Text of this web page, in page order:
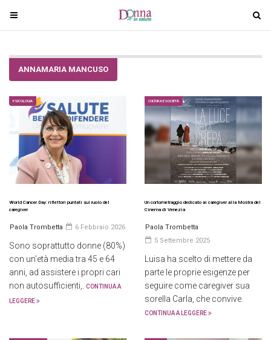
T
o
g
n
v
g
i
n
T
o
g
v
i
g
a
i
ANNAMARIA MANCUSO
PSICOLOGIA
World Cancer Day: riflettori puntati sul ruolo del
caregiver
Paola Trombetta 6 Febbraio 2026
Sono soprattutto donne (80%)
con un’età media tra 45 e 64
anni, ad assistere i propri cari
non autosufficienti,. CONTINUA A
LEGGERE
CULTURA E SOCIETÀ
Un cortometraggio dedicato ai caregiver alla Mostra del
Cinema di Venezia
Paola Trombetta
5 Settembre 2025
Luisa ha scelto di mettere da
parte le proprie esigenze per
seguire come caregiver sua
sorella Carla, che convive.
CONTINUA A LEGGERE